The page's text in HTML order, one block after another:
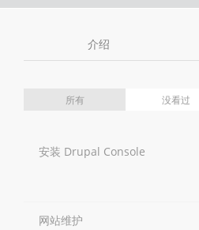
介绍
所有 没看过
安装 Drupal Console
网站维护